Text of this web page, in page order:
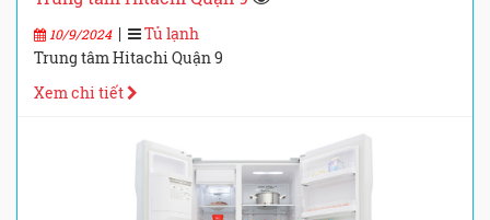
10/9/2024|
Tủ lạnh
Trung tâm Hitachi Quận 9
Xem chi tiết